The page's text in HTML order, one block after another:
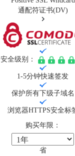
通配符证书(DV)
安全级别：
1-5分钟快速签发
保护所有下级子域名
浏览器HTTPS安全标
购买年限：
省